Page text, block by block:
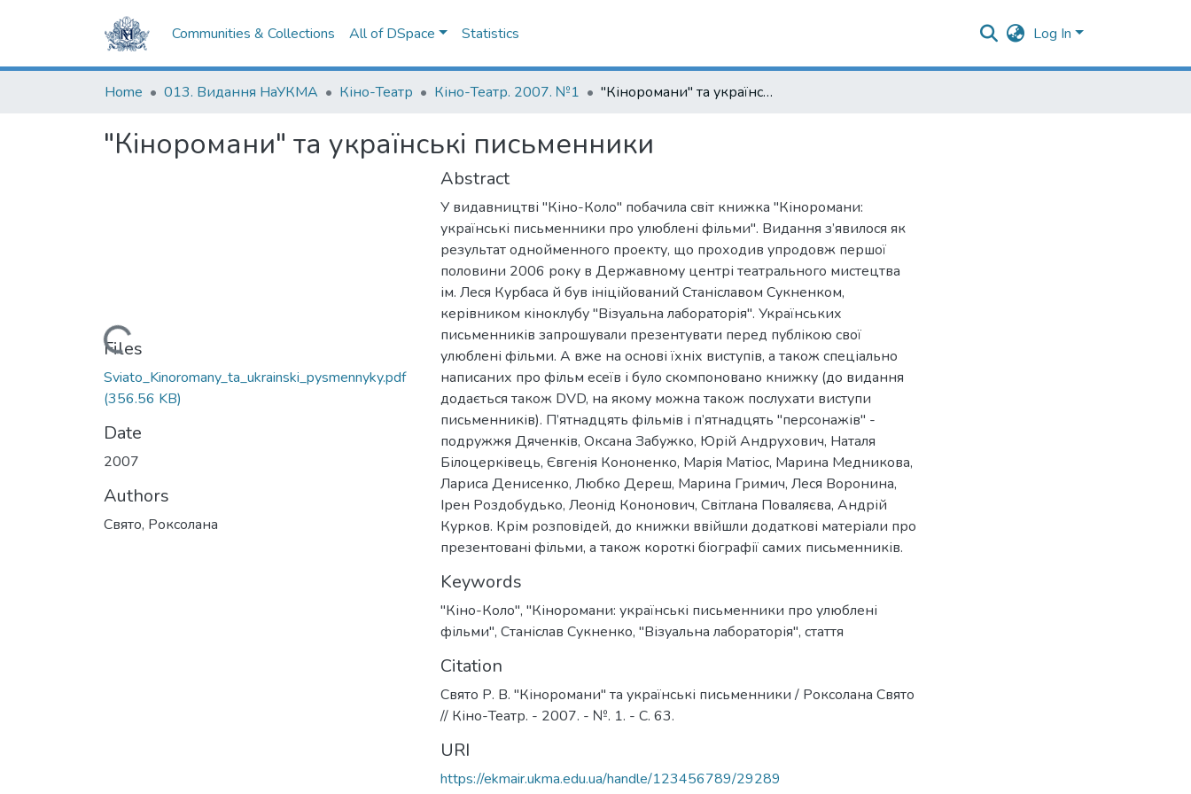
Communities & Collections All of DSpace Statistics Log In
Home 013. Видання НаУКМА Кіно-Театр Кіно-Театр. 2007. №1 "Кіноромани" та українські письменники
"Кіноромани" та українські письменники
Loading...
Files
Sviato_Kinoromany_ta_ukrainski_pysmennyky.pdf
(356.56 KB)
Date
2007
Authors
Свято, Роксолана
Abstract
У видавництві "Кіно-Коло" побачила світ книжка "Кіноромани:
українські письменники про улюблені фільми". Видання з’явилося як
результат однойменного проекту, що проходив упродовж першої
половини 2006 року в Державному центрі театрального мистецтва
ім. Леся Курбаса й був ініційований Станіславом Сукненком,
керівником кіноклубу "Візуальна лабораторія". Українських
письменників запрошували презентувати перед публікою свої
улюблені фільми. А вже на основі їхніх виступів, а також спеціально
написаних про фільм есеїв і було скомпоновано книжку (до видання
додається також DVD, на якому можна також послухати виступи
письменників). П’ятнадцять фільмів і п’ятнадцять "персонажів" -
подружжя Дяченків, Оксана Забужко, Юрій Андрухович, Наталя
Білоцерківець, Євгенія Кононенко, Марія Матіос, Марина Медникова,
Лариса Денисенко, Любко Дереш, Марина Гримич, Леся Воронина,
Ірен Роздобудько, Леонід Кононович, Світлана Поваляєва, Андрій
Курков. Крім розповідей, до книжки ввійшли додаткові матеріали про
презентовані фільми, а також короткі біографії самих письменників.
Keywords
"Кіно-Коло", "Кіноромани: українські письменники про улюблені
фільми", Станіслав Сукненко, "Візуальна лабораторія", стаття
Citation
Свято Р. В. "Кіноромани" та українські письменники / Роксолана Свято
// Кіно-Театр. - 2007. - №. 1. - C. 63.
URI
https://ekmair.ukma.edu.ua/handle/123456789/29289